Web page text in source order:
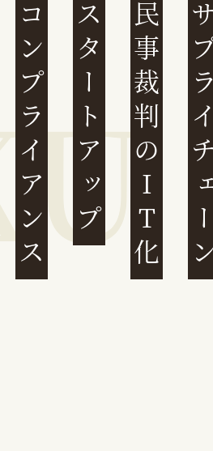
コンプライアンススタートアップ民事裁判のIT化サプラ